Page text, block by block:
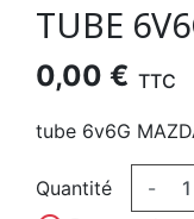
TUBE
0,00 € TTC
tube 6v6G
Quantité -